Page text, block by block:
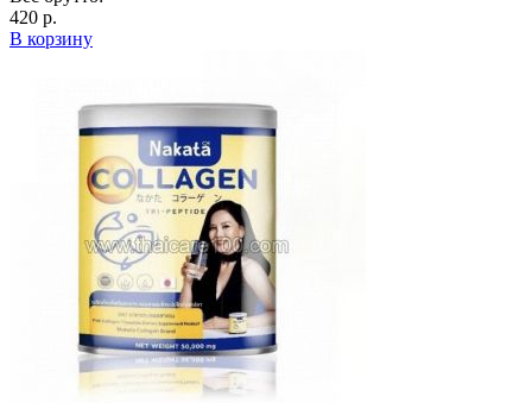
420 р.
В корзину